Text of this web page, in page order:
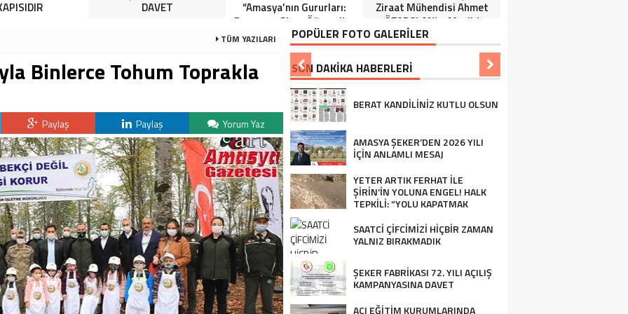
DAVET
“Amasya’nın Gururları:
Dereceye Giren Öğrenciler
İçin Anlamlı Tören”
Ziraat Mühendisi Ahmet
ÖZARSLAN’ın Mevlid
Kandili Mesajı
TÜM YAZILARI
Binlerce Tohum Toprakla
Paylaş Paylaş Yorum Yaz
POPÜLER FOTO GALERİLER
SON DAKİKA HABERLERİ
BERAT KANDİLİNİZ KUTLU OLSUN
AMASYA ŞEKER’DEN 2026 YILI
İÇİN ANLAMLI MESAJ
YETER ARTIK FERHAT İLE
ŞİRİN’İN YOLUNA ENGEL! HALK
TEPKİLİ: “YOLU KAPATMAK
SAATCİ ÇİFCİMİZİ HİÇBİR ZAMAN
YALNIZ BIRAKMADIK
ŞEKER FABRİKASI 72. YILI AÇILIŞ
KAMPANYASINA DAVET
AÇI EĞİTİM KURUMLARINDA